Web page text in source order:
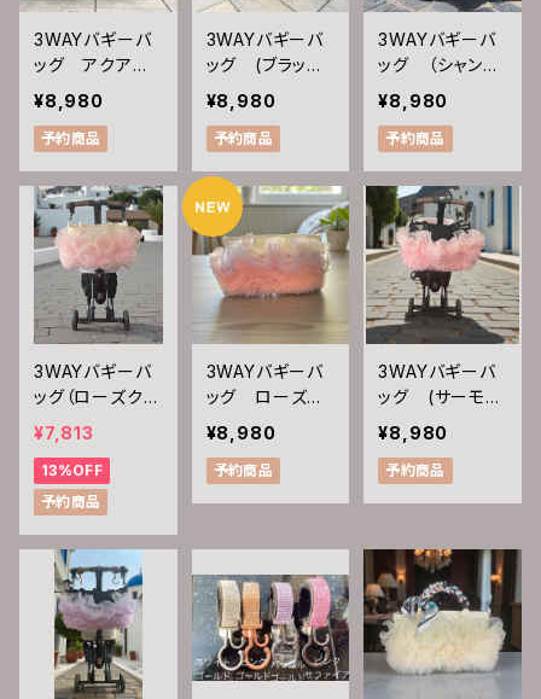
3WAYバギーバ
ッグ アクアマ
リン
¥8,980
予約商品
3WAYバギーバ
ッグ (ブラック
ダイヤモンド)
¥8,980
予約商品
3WAYバギーバ
ッグ （シャンパ
ンクォーツ)
¥8,980
予約商品
3WAYバギーバ
ッグ（ローズクォ
ーツ)
¥7,813
13%OFF
予約商品
3WAYバギーバ
ッグ ローズク
ォーツアメジス
¥8,980
予約商品
3WAYバギーバ
ッグ (サーモン
ピンクチュール
フリルタイプ）
¥8,980
予約商品